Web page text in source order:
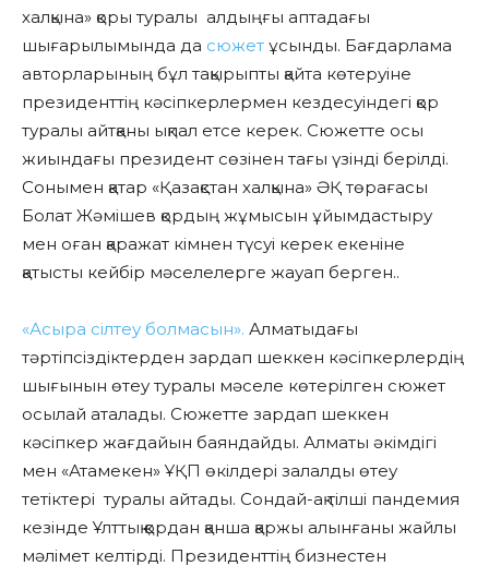
халқына» қоры туралы алдыңғы аптадағы
шығарылымында да сюжет ұсынды. Бағдарлама
авторларының бұл тақырыпты қайта көтеруіне
президенттің кәсіпкерлермен кездесуіндегі қор
туралы айтқаны ықпал етсе керек. Сюжетте осы
жиындағы президент сөзінен тағы үзінді берілді.
Сонымен қатар «Қазақстан халқына» ӘҚ төрағасы
Болат Жәмішев қордың жұмысын ұйымдастыру
мен оған қаражат кімнен түсуі керек екеніне
қатысты кейбір мәселелерге жауап берген..
«Асыра сілтеу болмасын». Алматыдағы
тәртіпсіздіктерден зардап шеккен кәсіпкерлердің
шығынын өтеу туралы мәселе көтерілген сюжет
осылай аталады. Сюжетте зардап шеккен
кәсіпкер жағдайын баяндайды. Алматы әкімдігі
мен «Атамекен» ҰҚП өкілдері залалды өтеу
тетіктері туралы айтады. Сондай-ақ тілші пандемия
кезінде Ұлттық қордан қанша қаржы алынғаны жайлы
мәлімет келтірді. Президенттің бизнестен